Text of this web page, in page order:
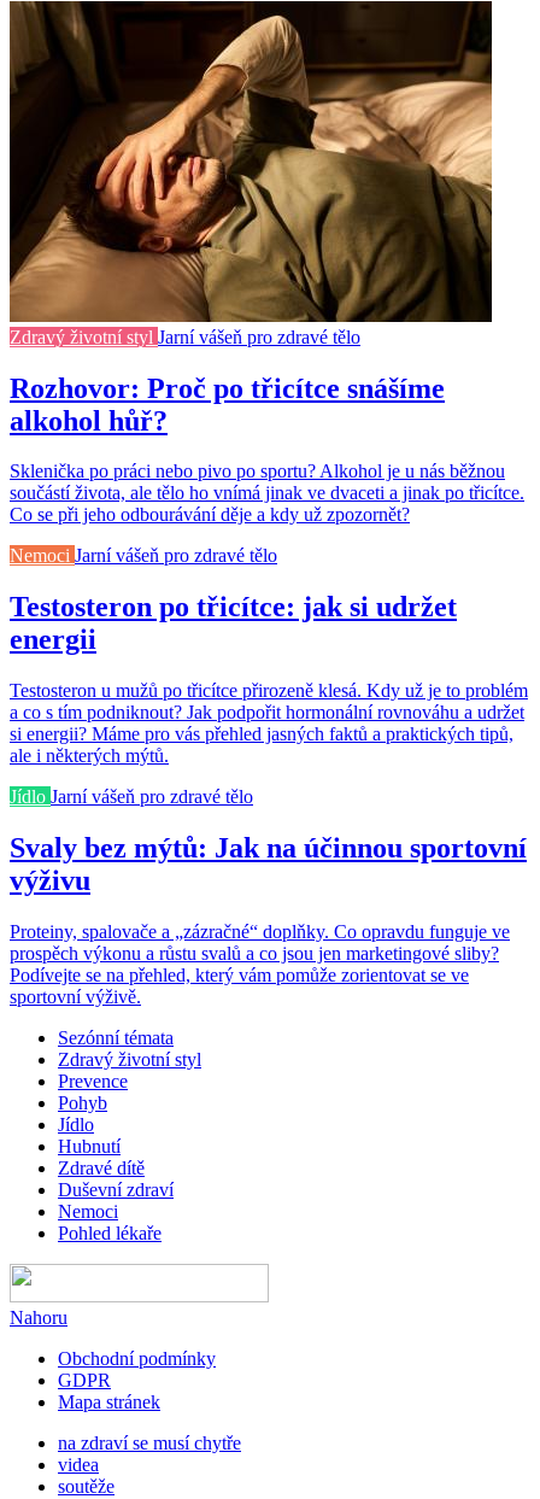
Zdravý životní styl Jarní vášeň pro zdravé tělo
Rozhovor: Proč po třicítce snášíme
alkohol hůř?
Sklenička po práci nebo pivo po sportu? Alkohol je u nás běžnou
součástí života, ale tělo ho vnímá jinak ve dvaceti a jinak po třicítce.
Co se při jeho odbourávání děje a kdy už zpozornět?
Nemoci Jarní vášeň pro zdravé tělo
Testosteron po třicítce: jak si udržet
energii
Testosteron u mužů po třicítce přirozeně klesá. Kdy už je to problém
a co s tím podniknout? Jak podpořit hormonální rovnováhu a udržet
si energii? Máme pro vás přehled jasných faktů a praktických tipů,
ale i některých mýtů.
Jídlo Jarní vášeň pro zdravé tělo
Svaly bez mýtů: Jak na účinnou sportovní
výživu
Proteiny, spalovače a „zázračné“ doplňky. Co opravdu funguje ve
prospěch výkonu a růstu svalů a co jsou jen marketingové sliby?
Podívejte se na přehled, který vám pomůže zorientovat se ve
sportovní výživě.
Sezónní témata
Zdravý životní styl
Prevence
Pohyb
Jídlo
Hubnutí
Zdravé dítě
Duševní zdraví
Nemoci
Pohled lékaře
Nahoru
Obchodní podmínky
GDPR
Mapa stránek
na zdraví se musí chytře
videa
soutěže